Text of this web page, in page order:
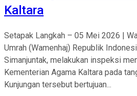
Kaltara
Setapak Langkah – 05 Mei 2026 |
Umrah (Wamenhaj) Republik
Simanjuntak, melakukan inspeksi
Kementerian Agama Kaltara pada
Kunjungan tersebut bertujuan...